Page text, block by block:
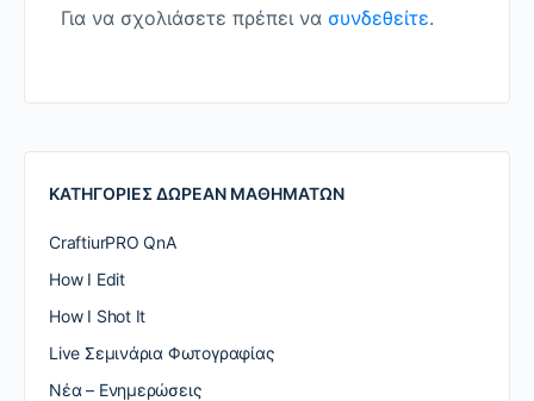
Για να σχολιάσετε πρέπει να συνδεθείτε.
ΚΑΤΗΓΟΡΙΕΣ ΔΩΡΕΑΝ ΜΑΘΗΜΑΤΩΝ
CraftiurPRO QnA
How I Edit
How I Shot It
Live Σεμινάρια Φωτογραφίας
Nέα – Ενημερώσεις